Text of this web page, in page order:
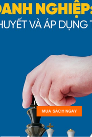
MUA SÁCH NGAY